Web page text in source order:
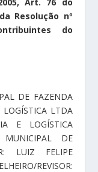
Resolução nº
do
DE FAZENDA
LOGÍSTICA LTDA
E LOGÍSTICA
MUNICIPAL DE
LUIZ FELIPE
REVISOR: